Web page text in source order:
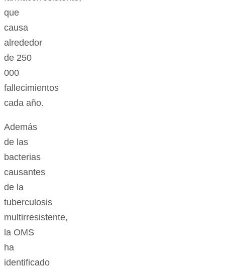
que
causa
alrededor
de 250
000
fallecimientos
cada año.
Además
de las
bacterias
causantes
de la
tuberculosis
multirresistente,
la OMS
ha
identificado